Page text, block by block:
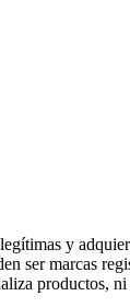
y
ser marcas
productos,